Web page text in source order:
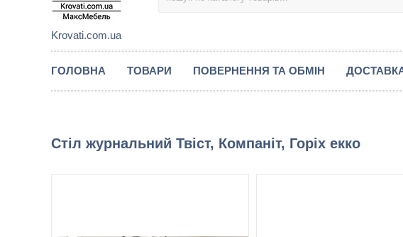
Krovati.com.ua
ГОЛОВНА ТОВАРИ ПОВЕРНЕННЯ ТА ОБМІН
Стіл журнальний Твіст, Компаніт, Горіх екко